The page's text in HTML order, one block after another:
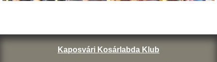
Kaposvári Kosárlabda Klub